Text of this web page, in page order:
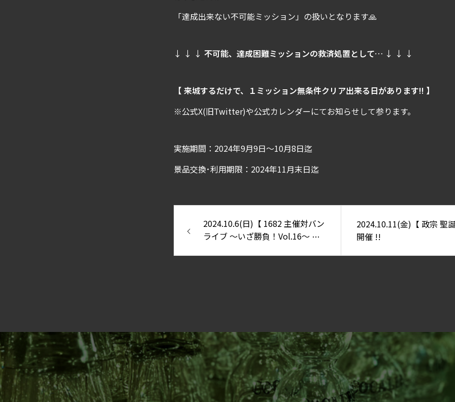
「達成出来ない不可能ミッション」の扱いとなります🙏
↓ ↓ ↓ 不可能、達成困難ミッションの救済処置として… ↓ ↓ ↓
【 来城するだけで、１ミッション無条件クリア出来る日があります!! 】
※公式X(旧Twitter)や公式カレンダーにてお知らせして参ります。
実施期間：2024年9月9日～10月8日迄
景品交換･利用期限：2024年11月末日迄
2024.10.6(日)【 1682 主催対バン
ライブ ～いざ勝負！Vol.16～ 】
2024.10.11(金)【 政宗 聖
開催 !!